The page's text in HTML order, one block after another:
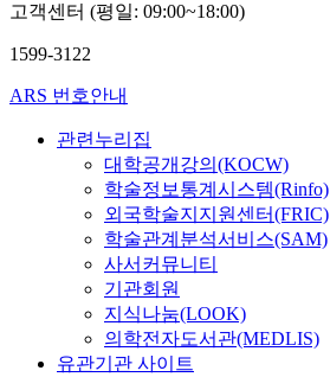
고객센터 (평일: 09:00~18:00)
1599-3122
ARS 번호안내
관련누리집
대학공개강의(KOCW)
학술정보통계시스템(Rinfo)
외국학술지지원센터(FRIC)
학술관계분석서비스(SAM)
사서커뮤니티
기관회원
지식나눔(LOOK)
의학전자도서관(MEDLIS)
유관기관 사이트